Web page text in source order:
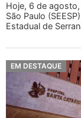
Hoje, 6 de
São Paulo
Estadual de
EM DESTAQUE